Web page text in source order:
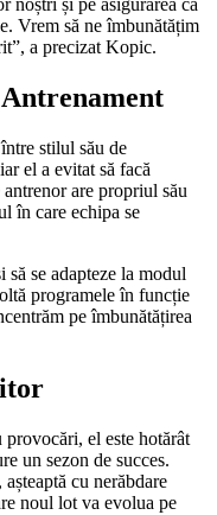
Vrem să ne îmbunătățim
a precizat Kopic.
stilul său de
el a evitat să facă
are propriul său
în care echipa se
să se adapteze la modul
programele în funcție
pe îmbunătățirea
el este hotărât
un sezon de succes.
cu nerăbdare
noul lot va evolua pe